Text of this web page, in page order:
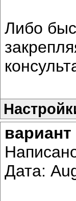
Либо
вариант
Дата: